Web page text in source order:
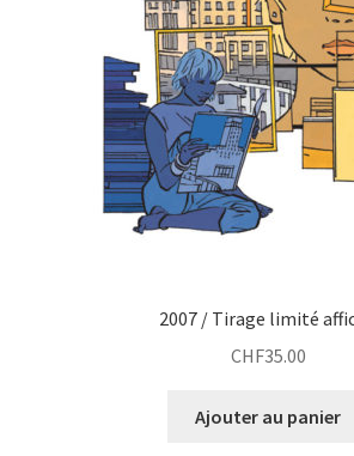
2007 / Tirage limité
CHF35.00
Ajouter au panier